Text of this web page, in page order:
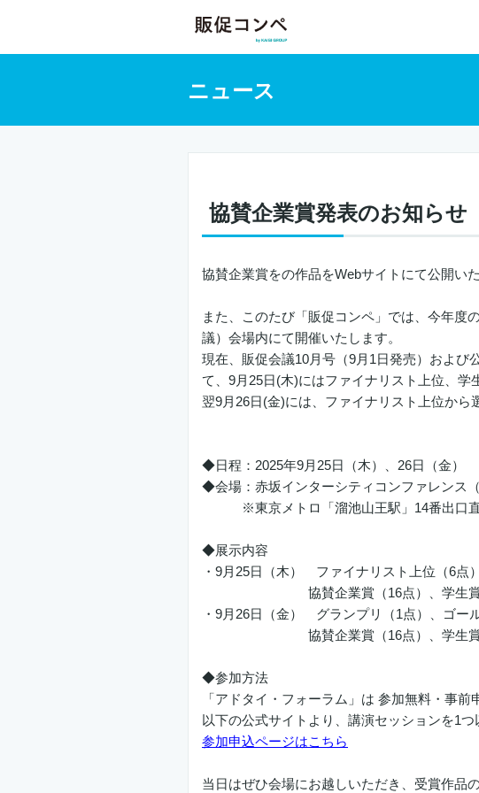
ニュース
協賛企業賞発表のお知らせ
協賛企業賞をの作品をWebサイトにて公開い
また、このたび「販促コンペ」では、今年度
議）会場内にて開催いたします。
現在、販促会議10月号（9月1日発売）および
て、9月25日(木)にはファイナリスト上位、学
翌9月26日(金)には、ファイナリスト上位から
◆日程：2025年9月25日（木）、26日（金）
◆会場：赤坂インターシティコンファレンス
※東京メトロ「溜池山王駅」14番出口
◆展示内容
・9月25日（木） ファイナリスト上位（6点
協賛企業賞（16点）、学生賞（2点
・9月26日（金） グランプリ（1点）、ゴー
協賛企業賞（16点）、学生賞（2点
◆参加方法
「アドタイ・フォーラム」は 参加無料・事前
以下の公式サイトより、講演セッションを1
参加申込ページはこちら
当日はぜひ会場にお越しいただき、受賞作品